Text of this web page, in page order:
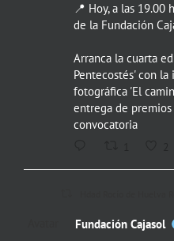
📍 Hoy, a las 19.00
de la Fundación
Arranca la cuarta
Pentecostés' con
fotográfica 'El
entrega de
convocatoria
Fundación Cajasol